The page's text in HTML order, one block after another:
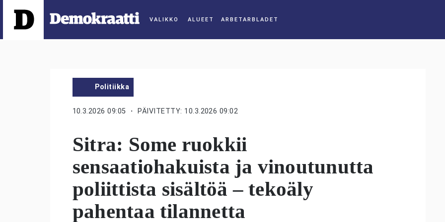
ALUEET
Politiikka
10.3.2026 09:05 ・ PÄIVITETTY: 10.3.2026 09:02
Sitra: Some ruokkii
sensaatiohakuista ja vinoutunutta
poliittista sisältöä – tekoäly
pahentaa tilannetta